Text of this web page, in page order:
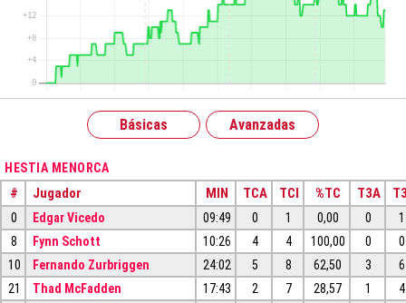
Básicas Avanzadas
HESTIA MENORCA
# Jugador MIN TCA TCI %TC T3A
0 Edgar Vicedo 09:49 0 1 0,00 0
1
8
Fynn Schott 10:26 4 4 100,00 0
0
10
Fernando Zurbriggen 24:02 5 8 62,50 3
6
21
Thad McFadden 17:43 2 7 28,57 1
4